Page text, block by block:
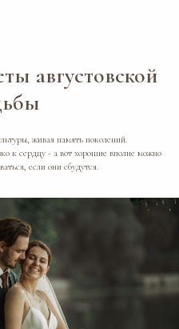
августовской
живая память поколений.
к сердцу - а вот хорошие вполне можно
если они сбудутся.